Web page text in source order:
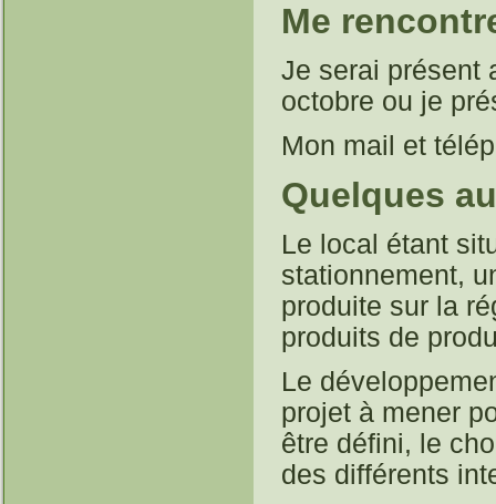
Me
Je serai présent
octobre ou je
Mon mail et
Quelques
Le local étant
stationnement,
produite sur la
produits de
Le
projet à mener
être défini, le
des différents